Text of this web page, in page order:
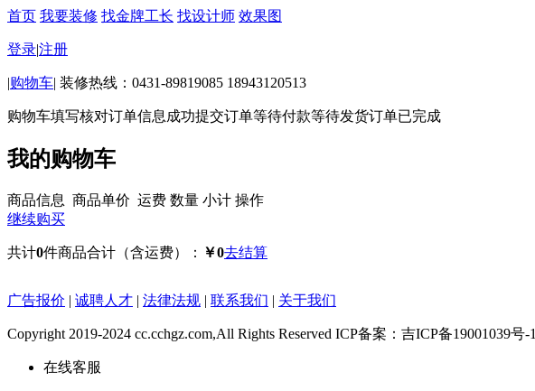
首页 我要装修 找金牌工长 找设计师 效果图
登录|注册
|购物车| 装修热线：0431-89819085 18943120513
购物车填写核对订单信息 成功提交订单等待付款等待发货订单已完成
我的购物车
商品信息 商品单价 运费 数量 小计 操作
继续购买
共计0件商品合计（含运费）： ￥0去结算
广告报价 | 诚聘人才 | 法律法规 | 联系我们 | 关于我们
Copyright 2019-2024 cc.cchgz.com,All Rights Reserved ICP备案：吉ICP备19001039号-1
在线客服